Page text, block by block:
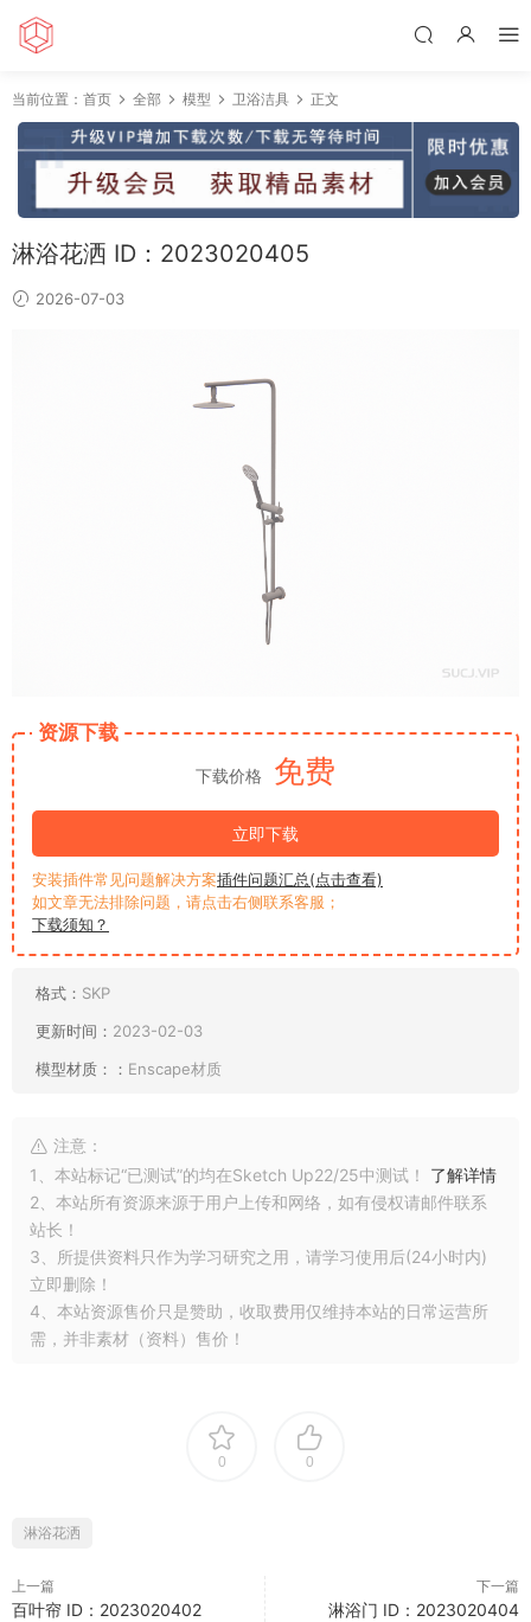
当前位置： 首页 全部 模型 卫浴洁具 正文
淋浴花洒 ID：2023020405
2026-07-03
资源下载
下载价格 免费
立即下载
安装插件常见问题解决方案插件问题汇总(点击查看)
如文章无法排除问题，请点击右侧联系客服；
下载须知？
格式： SKP
更新时间： 2023-02-03
模型材质：： Enscape材质
注意：
1、本站标记“已测试”的均在Sketch Up22/25中测试！ 了解详情
2、本站所有资源来源于用户上传和网络，如有侵权请邮件联系
站长！
3、所提供资料只作为学习研究之用，请学习使用后(24小时内)
立即删除！
4、本站资源售价只是赞助，收取费用仅维持本站的日常运营所
需，并非素材（资料）售价！
0 0
淋浴花洒
上一篇
百叶帘 ID：2023020402
下一篇
淋浴门 ID：2023020404